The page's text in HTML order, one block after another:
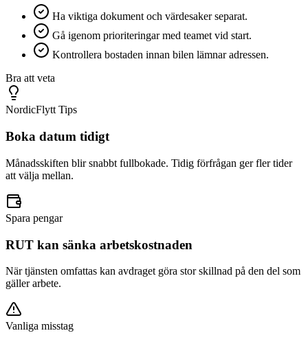
Ha viktiga dokument och värdesaker separat.
Gå igenom prioriteringar med teamet vid start.
Kontrollera bostaden innan bilen lämnar adressen.
Bra att veta
NordicFlytt Tips
Boka datum tidigt
Månadsskiften blir snabbt fullbokade. Tidig förfrågan ger fler tider
att välja mellan.
Spara pengar
RUT kan sänka arbetskostnaden
När tjänsten omfattas kan avdraget göra stor skillnad på den del som
gäller arbete.
Vanliga misstag